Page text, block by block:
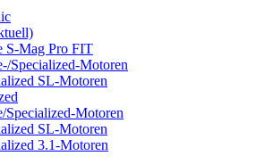
S-Mag Pro FIT
Specialized-Motoren
SL-Motoren
Specialized-Motoren
SL-Motoren
3.1-Motoren